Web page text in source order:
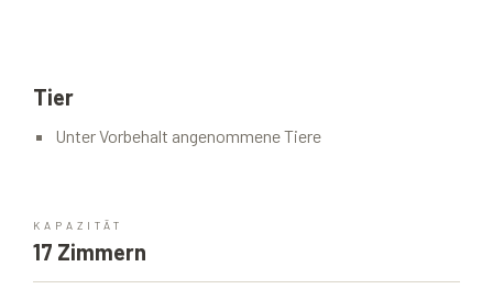
Tier
Unter Vorbehalt angenommene Tiere
KAPAZITÄT
17 Zimmern